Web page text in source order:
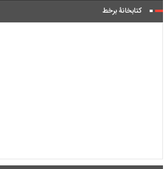
کتابخانۀ برخط